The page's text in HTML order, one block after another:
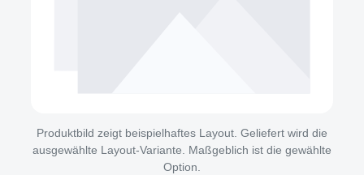
Produktbild zeigt beispielhaftes Layout. Geliefert wird die
ausgewählte Layout-Variante. Maßgeblich ist die gewählte
Option.